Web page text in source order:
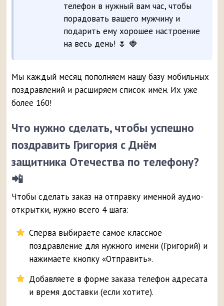
телефон в нужный вам час, чтобы
порадовать вашего мужчину и
подарить ему хорошее настроение
на весь день! 🌷 🍓
Мы каждый месяц пополняем нашу базу мобильных
поздравлений и расширяем список имён. Их уже
более 160!
Что нужно сделать, чтобы успешно
поздравить Григория с Днём
защитника Отечества по телефону?
📲
Чтобы сделать заказ на отправку именной аудио-
открытки, нужно всего 4 шага:
Сперва выбираете самое классное
поздравление для нужного имени (Григорий) и
нажимаете кнопку «Отправить».
Добавляете в форме заказа телефон адресата
и время доставки (если хотите).